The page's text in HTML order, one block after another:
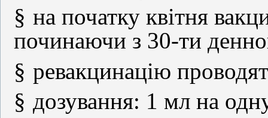
§ на початку квітня
починаючи з 30-ти
§ ревакцинацію
§ дозування: 1 мл на